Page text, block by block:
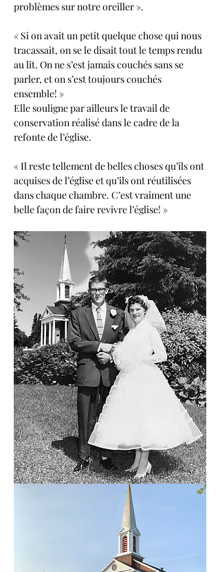
problèmes sur notre oreiller ».
« Si on avait un petit quelque chose qui nous
tracassait, on se le disait tout le temps rendu
au lit. On ne s’est jamais couchés sans se
parler, et on s’est toujours couchés
ensemble! »
Elle souligne par ailleurs le travail de
conservation réalisé dans le cadre de la
refonte de l’église.
« Il reste tellement de belles choses qu’ils ont
acquises de l’église et qu’ils ont réutilisées
dans chaque chambre. C’est vraiment une
belle façon de faire revivre l’église! »